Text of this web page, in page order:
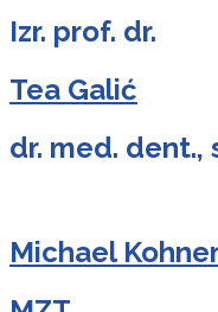
Izr. prof. dr.
Tea Galić
dr. med. dent.,
Michael